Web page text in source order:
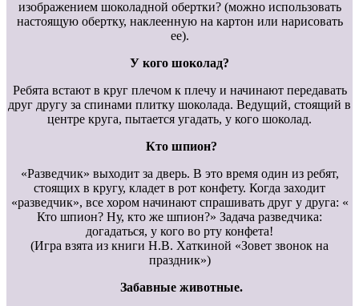
изображением шоколадной обертки? (можно использовать
настоящую обертку, наклеенную на картон или нарисовать
ее).
У кого шоколад?
Ребята встают в круг плечом к плечу и начинают передавать
друг другу за спинами плитку шоколада. Ведущий, стоящий в
центре круга, пытается угадать, у кого шоколад.
Кто шпион?
«Разведчик» выходит за дверь. В это время один из ребят,
стоящих в кругу, кладет в рот конфету. Когда заходит
«разведчик», все хором начинают спрашивать друг у друга: «
Кто шпион? Ну, кто же шпион?» Задача разведчика:
догадаться, у кого во рту конфета!
(Игра взята из книги Н.В. Хаткиной «Зовет звонок на
праздник»)
Забавные животные.